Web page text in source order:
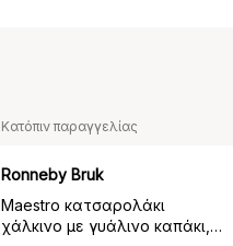
Κατόπιν παραγγελίας
Ronneby Bruk
Maestro κατσαρολάκι
χάλκινο με γυάλινο καπάκι,